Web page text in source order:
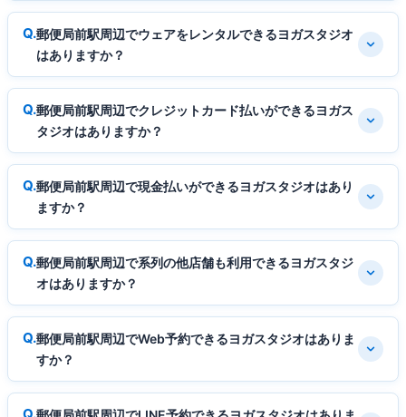
郵便局前駅周辺でウェアをレンタルできるヨガスタジオ
はありますか？
郵便局前駅周辺でクレジットカード払いができるヨガス
タジオはありますか？
郵便局前駅周辺で現金払いができるヨガスタジオはあり
ますか？
郵便局前駅周辺で系列の他店舗も利用できるヨガスタジ
オはありますか？
郵便局前駅周辺でWeb予約できるヨガスタジオはありま
すか？